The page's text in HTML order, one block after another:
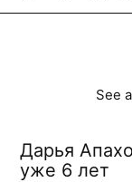
See
Дарья
уже 6 лет